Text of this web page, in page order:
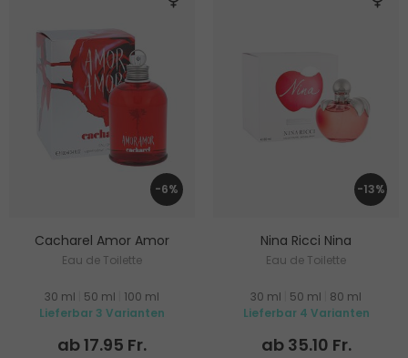
-6%
Cacharel Amor Amor
Eau de Toilette
30 ml 50 ml
100 ml
Lieferbar 3 Varianten
ab 17.95 Fr.
-13%
Nina Ricci Nina
Eau de Toilette
30 ml 50 ml
80 ml
Lieferbar 4 Varianten
ab 35.10 Fr.